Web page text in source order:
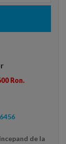
Ron.
de la